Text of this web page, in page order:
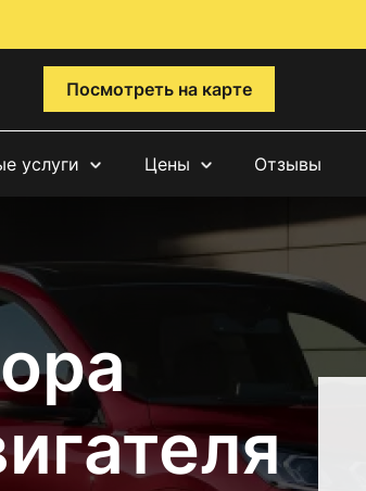
Посмотреть на карте
услуги Цены Отзывы